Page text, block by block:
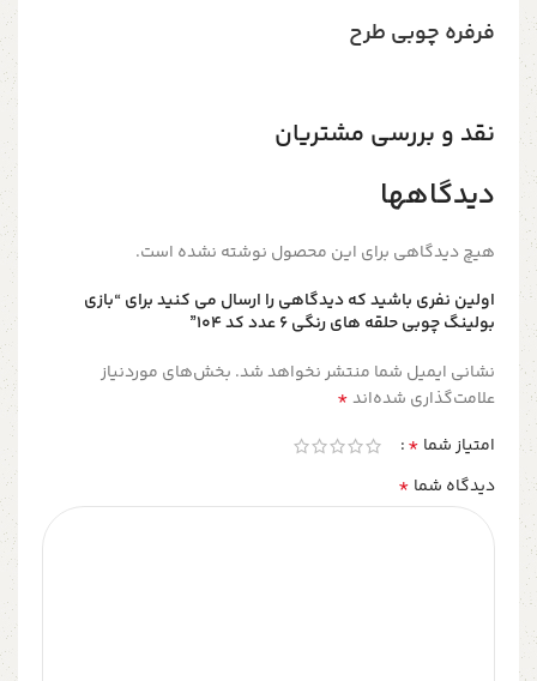
فرفره چوبی طرح
نقد و بررسی مشتریان
دیدگاهها
هیچ دیدگاهی برای این محصول نوشته نشده است.
اولین نفری باشید که دیدگاهی را ارسال می کنید برای “بازی
بولینگ چوبی حلقه های رنگی ۶ عدد کد ۱۰۴”
نشانی ایمیل شما منتشر نخواهد شد. بخش‌های موردنیاز
علامت‌گذاری شده‌اند*
امتیاز شما *
دیدگاه شما *